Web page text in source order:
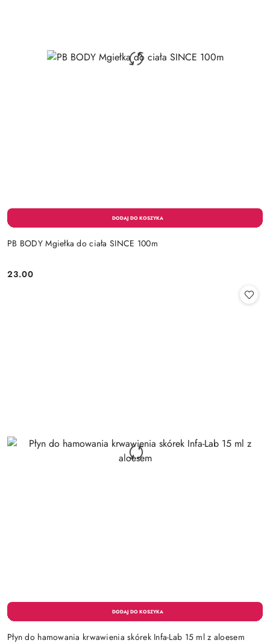
PB BODY Mgiełka do ciała SINCE 100m
Cena:
23.00
Płyn do hamowania krwawienia skórek Infa-Lab 15 ml z aloesem